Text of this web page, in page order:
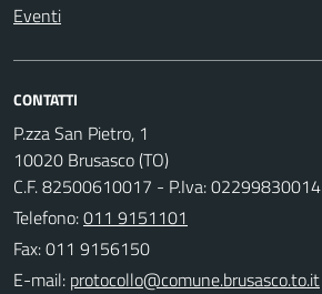
Eventi
CONTATTI
P.zza San Pietro, 1
10020 Brusasco (TO)
C.F. 82500610017 - P.Iva: 02299830014
Telefono:011 9151101
Fax: 011 9156150
E-mail: